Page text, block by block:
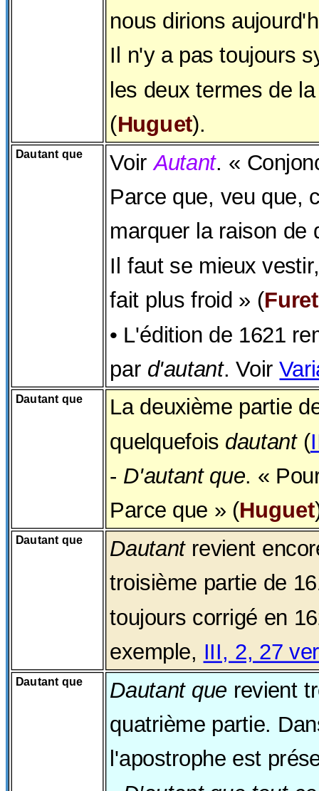
nous dirions
Il n'y a pas toujours
les deux termes de
(Huguet).
Dautant que VoirAutant. «
Parce que, veu que,
marquer la raison de
Il faut se mieux
fait plus froid » (
• L'édition de 1621
par d'autant. Voir
Dautant que
La deuxième partie
quelquefois dautant(
- D'autant que. «
Parce que » (Huguet
Dautant que Dautantrevient
troisième partie de
toujours corrigé en
exemple, III, 2, 27
Dautant que Dautant que revient
quatrième partie.
l'apostrophe est